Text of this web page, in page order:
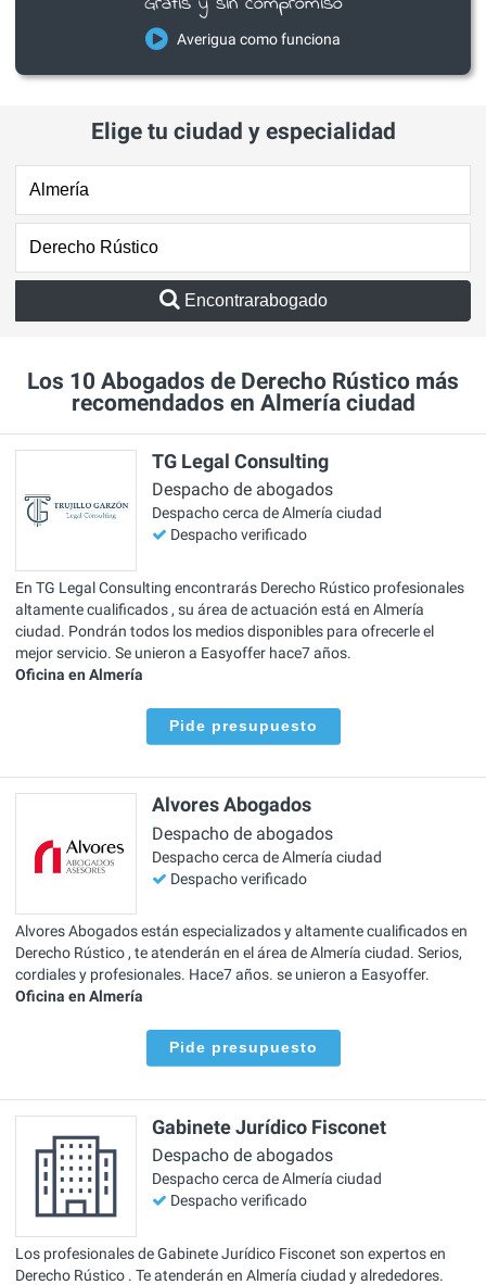
Averigua como funciona
Elige tu ciudad y especialidad
Encontrarabogado
Los 10 Abogados de Derecho Rústico más
recomendados en Almería ciudad
TG Legal Consulting
Despacho de abogados
Despacho cerca de Almería ciudad
Despacho verificado
En TG Legal Consulting encontrarás Derecho Rústico profesionales
altamente cualificados , su área de actuación está en Almería
ciudad. Pondrán todos los medios disponibles para ofrecerle el
mejor servicio. Se unieron a Easyoffer hace7 años.
Oficina en Almería
Pide presupuesto
Alvores Abogados
Despacho de abogados
Despacho cerca de Almería ciudad
Despacho verificado
Alvores Abogados están especializados y altamente cualificados en
Derecho Rústico , te atenderán en el área de Almería ciudad. Serios,
cordiales y profesionales. Hace7 años. se unieron a Easyoffer.
Oficina en Almería
Pide presupuesto
Gabinete Jurídico Fisconet
Despacho de abogados
Despacho cerca de Almería ciudad
Despacho verificado
Los profesionales de Gabinete Jurídico Fisconet son expertos en
Derecho Rústico . Te atenderán en Almería ciudad y alrededores.